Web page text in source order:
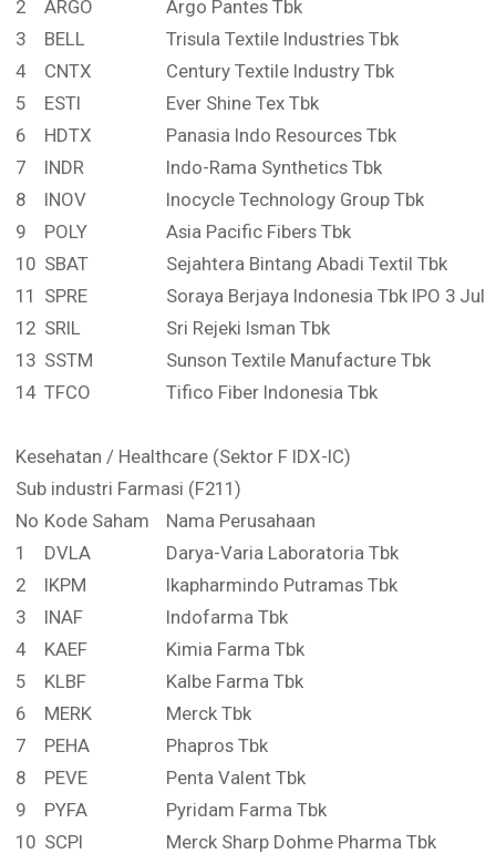
2 ARGO
Argo Pantes Tbk
3
BELL
Trisula Textile Industries Tbk
4
CNTX
Century Textile Industry Tbk
5
ESTI
Ever Shine Tex Tbk
6
HDTX
Panasia Indo Resources Tbk
7
INDR
Indo-Rama Synthetics Tbk
8
INOV
Inocycle Technology Group Tbk
9
POLY
Asia Pacific Fibers Tbk
10 SBAT
Sejahtera Bintang Abadi Textil Tbk
11 SPRE
Soraya Berjaya Indonesia Tbk IPO 3 Juli
12 SRIL
Sri Rejeki Isman Tbk
13 SSTM
Sunson Textile Manufacture Tbk
14 TFCO Tifico Fiber Indonesia Tbk
Kesehatan / Healthcare (Sektor F IDX-IC)
Sub industri Farmasi (F211)
No Kode Saham
Nama Perusahaan
1
DVLA
Darya-Varia Laboratoria Tbk
2
IKPM
Ikapharmindo Putramas Tbk
3
INAF
Indofarma Tbk
4
KAEF
Kimia Farma Tbk
5
KLBF
Kalbe Farma Tbk
6
MERK
Merck Tbk
7
PEHA
Phapros Tbk
8
PEVE
Penta Valent Tbk
9
PYFA
Pyridam Farma Tbk
10 SCPI
Merck Sharp Dohme Pharma Tbk